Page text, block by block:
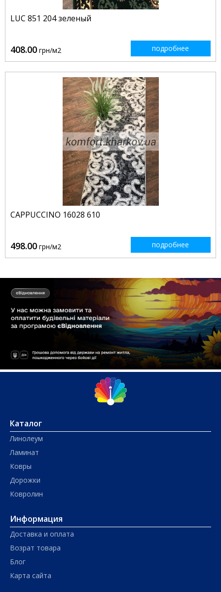
LUC 851 204 зеленый
408.00 грн/м2 подробнее
CAPPUCCINO 16028 610
498.00 грн/м2 подробнее
Каталог
Линолеум
Ламинат
Ковры
Дорожки
Ковролин
Информация
Доставка и оплата
Возрат товара
Блог
Карта сайта